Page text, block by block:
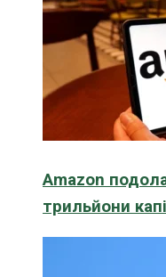
Amazon
трильйони